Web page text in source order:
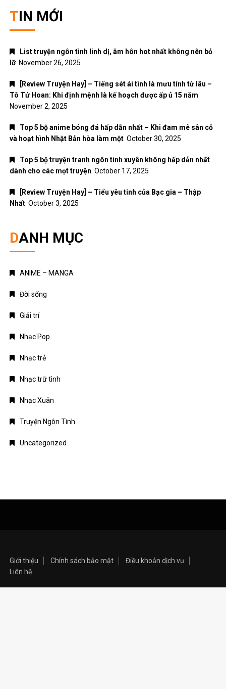
TIN MỚI
List truyện ngôn tình linh dị, âm hôn hot nhất không nên bỏ
lỡ November 26, 2025
[Review Truyện Hay] – Tiếng sét ái tình là mưu tính từ lâu –
Tô Tử Hoan: Khi định mệnh là kế hoạch được ấp ủ 15 năm
November 2, 2025
Top 5 bộ anime bóng đá hấp dẫn nhất – Khi đam mê sân cỏ
và hoạt hình Nhật Bản hòa làm một October 30, 2025
Top 5 bộ truyện tranh ngôn tình xuyên không hấp dẫn nhất
dành cho các mọt truyện October 17, 2025
[Review Truyện Hay] – Tiểu yêu tinh của Bạc gia – Thập
Nhất October 3, 2025
DANH MỤC
ANIME – MANGA
Đời sống
Giải trí
Nhạc Pop
Nhạc trẻ
Nhạc trữ tình
Nhạc Xuân
Truyện Ngôn Tình
Uncategorized
Giới thiệu Chính sách bảo mật
Điều khoản dịch vụ
Liên hệ